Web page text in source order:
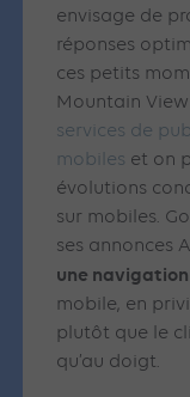
envisage de
réponses
ces petits
Mountain
services de
mobiles et on
évolutions
sur mobiles.
ses annonces
une
mobile, en
plutôt que le
qu’au doigt.